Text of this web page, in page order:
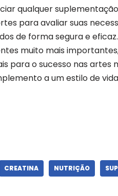
qualquer
para avaliar suas
de forma segura e
muito mais
para o sucesso nas artes
a um estilo de
CREATINA NUTRIÇÃO